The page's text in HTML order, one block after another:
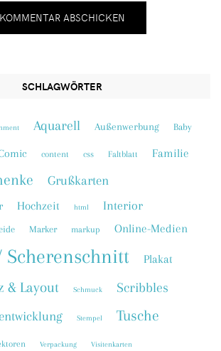
SCHLAGWÖRTER
Aquarell Außenwerbung Baby
content css Faltblatt Familie
Grußkarten
Hochzeit html Interior
Marker markup Online-Medien
Scherenschnitt Plakat
& Layout Schmuck Scribbles
Stempel Tusche
Verpackung Visitenkarten